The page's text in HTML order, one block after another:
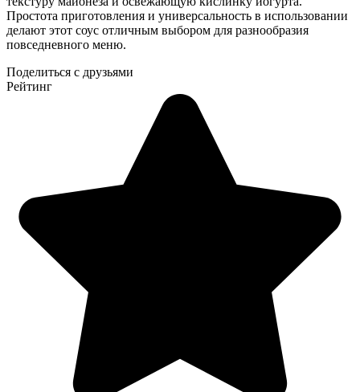
Простота приготовления и универсальность в использовании
делают этот соус отличным выбором для разнообразия
повседневного меню.
Поделиться с друзьями
Рейтинг